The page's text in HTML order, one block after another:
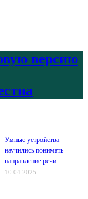
версию
Умные устройства
научились понимать
направление речи
10.04.2025